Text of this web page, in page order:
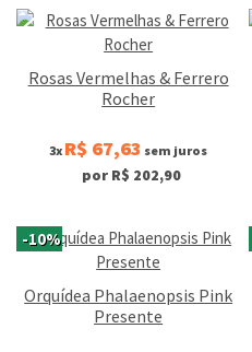
Rosas Vermelhas & Ferrero
Rocher
3x R$ 67,63 sem juros
por R$ 202,90
-10%
Orquídea Phalaenopsis Pink
Presente